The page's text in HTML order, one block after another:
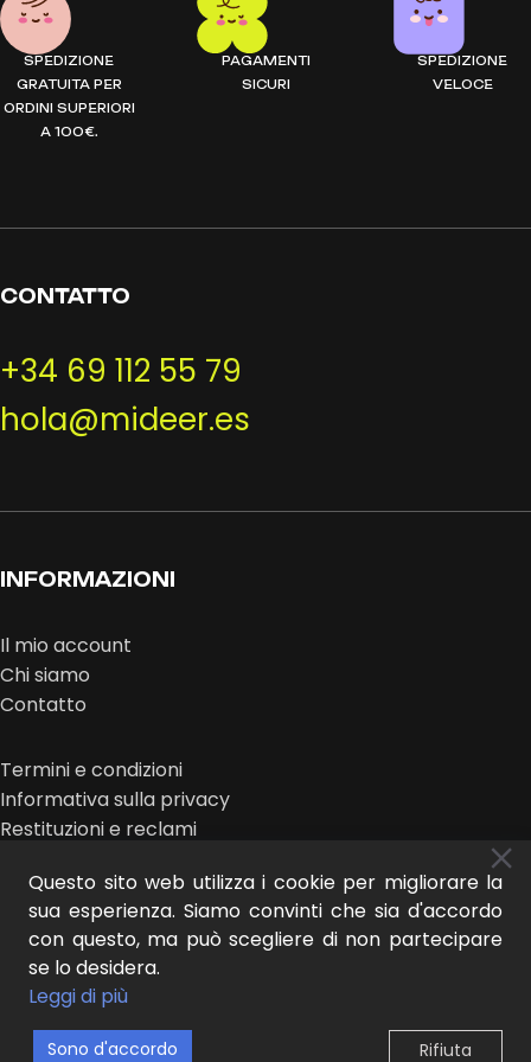
SPEDIZIONE
GRATUITA PER
ORDINI SUPERIORI
A 100€.
PAGAMENTI
SICURI
SPEDIZIONE
VELOCE
CONTATTO
+34 69 112 55 79
hola@mideer.es
INFORMAZIONI
Il mio account
Chi siamo
Contatto
Termini e condizioni
Informativa sulla privacy
Restituzioni e reclami
MIDEER © 2025 | design:
Questo sito web utilizza i cookie per migliorare la
sua esperienza. Siamo convinti che sia d'accordo
con questo, ma può scegliere di non partecipare
se lo desidera.
Leggi di più
Sono d'accordo Rifiuta
0